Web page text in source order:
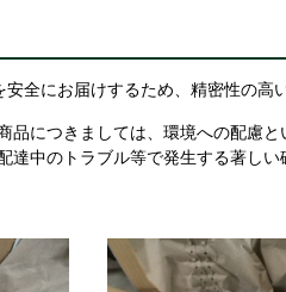
全にお届けするため、精密性の
品につきましては、環境への配慮
達中のトラブル等で発生する著し